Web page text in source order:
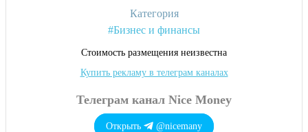
Телеграм канал Nice Money
Открыть @nicemany
Категория
#Бизнес и финансы
Cтоимость размещения неизвестна
Купить рекламу в телеграм каналах